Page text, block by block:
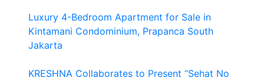
Luxury 4-Bedroom Apartment for Sale in
Kintamani Condominium, Prapanca South
Jakarta
KRESHNA Collaborates to Present “Sehat No